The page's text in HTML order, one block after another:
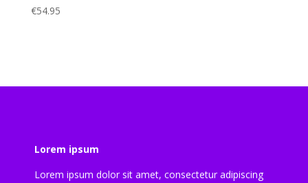
€54.95
Lorem ipsum
Lorem ipsum dolor sit amet, consectetur adipiscing